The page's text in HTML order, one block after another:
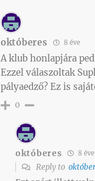
októberes 8 éve
A klub honlapjára
Ezzel válaszoltak
pályaedző? Ez is
0
októberes 8 éve
Reply to